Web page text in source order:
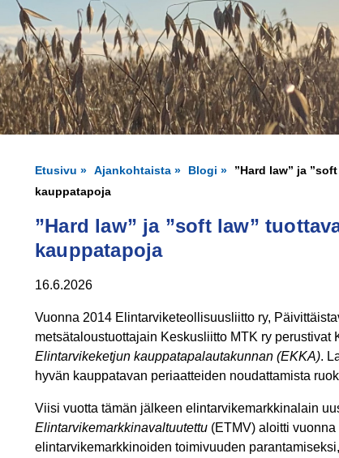
Etusivu Ajankohtaista Blogi
”Hard law” ja
kauppatapoja
”Hard law” ja ”soft law”
kauppatapoja
16.6.2026
Vuonna 2014 Elintarviketeollisuusliitto ry,
metsätaloustuottajain Keskusliitto MTK ry perustivat
Elintarvikeketjun kauppatapalautakunnan (EKKA).
hyvän kauppatavan periaatteiden noudattamista
Viisi vuotta tämän jälkeen elintarvikemarkkinalain
Elintarvikemarkkinavaltuutettu(ETMV) aloitti vuonna
elintarvikemarkkinoiden toimivuuden